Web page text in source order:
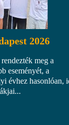
2026
meg a
eseményét, a
évhez hasonlóan,